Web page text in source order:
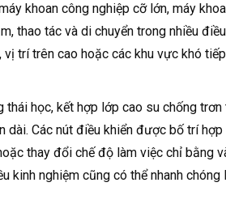
khoan công nghiệp cỡ lớn, máy
thao tác và di chuyển trong nhiều
trí trên cao hoặc các khu vực khó
học, kết hợp lớp cao su chống
Các nút điều khiển được bố trí
thay đổi chế độ làm việc chỉ bằng
kinh nghiệm cũng có thể nhanh